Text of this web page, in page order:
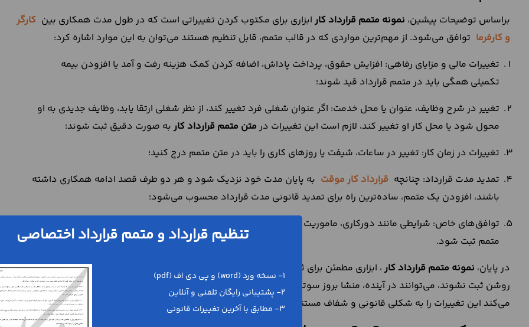
براساس توضیحات پیشین، نمونه متمم قرارداد کار ابزاری برای مکتوب کردن تغییراتی است که در طول مدت همکاری بین کارگر
و کارفرما توافق می‌شود. از مهم‌ترین مواردی که در قالب متمم، قابل تنظیم هستند می‌توان به این موارد اشاره کرد:
تغییرات مالی و مزایای رفاهی: افزایش حقوق، پرداخت پاداش، اضافه ‌کردن کمک ‌هزینه رفت ‌و آمد یا افزودن بیمه
تکمیلی همگی باید در متمم قرارداد قید شوند؛
تغییر در شرح وظایف، عنوان یا محل خدمت: اگر عنوان شغلی فرد تغییر کند، از نظر شغلی ارتقا یابد، وظایف جدیدی به او
محول شود یا محل کار او تغییر کند، لازم است این تغییرات در متن متمم قرارداد کار به ‌صورت دقیق ثبت شوند؛
تغییرات در زمان کار: تغییر در ساعات، شیفت یا روزهای کاری را باید در متن متمم درج کنید؛
تمدید مدت قرارداد: چنانچه قرارداد کار موقت به پایان مدت خود نزدیک شود و هر دو طرف قصد ادامه همکاری داشته
باشند، افزودن یک متمم، ساده‌ترین راه برای تمدید قانونی مدت قرارداد محسوب می‌شود؛
توافق‌های خاص: شرایطی مانند دورکاری، ماموریت‌ کاری بلند مدت یا حضور در دوره‌های آموزشی خاص نیز بهتر است از طریق
متمم ثبت شود.
در پایان، نمونه متمم قرارداد کار ، ابزاری مطمئن برای ثبت تغییرات مهم در روابط کاری است. اگر این تغییرات به ‌صورت مکتوب و
روشن ثبت نشوند، می‌توانند در آینده، منشا بروز سو‌تفاهم و اختلاف شوند. در واقع، متمم قرارداد در روابط کاری به شما کمک
می‌کند این تغییرات را به شکلی قانونی و شفاف مستند کنید.
تنظیم قرارداد و متمم قرارداد اختصاصی
1- نسخه ورد (word) و پی دی اف (pdf)
2- پشتیبانی رایگان تلفنی و آنلاین
3- مطابق با آخرین تغییرات قانونی